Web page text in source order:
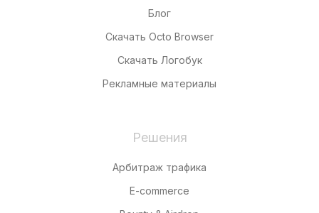
Блог
Скачать Octo Browser
Скачать Логобук
Рекламные материалы
Решения
Арбитраж трафика
E-commerce